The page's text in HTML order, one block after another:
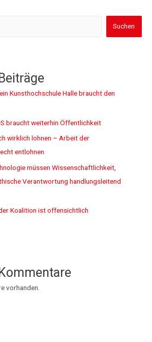
Suchen
Kunsthochschule Halle braucht den
braucht weiterhin Öffentlichkeit
wirklich lohnen – Arbeit der
entlohnen
müssen Wissenschaftlichkeit,
Verantwortung handlungsleitend
Koalition ist offensichtlich
vorhanden.